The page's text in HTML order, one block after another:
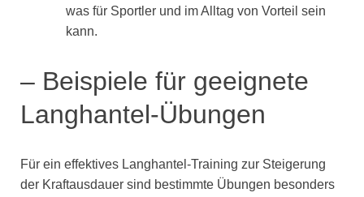
was für Sportler und im Alltag von Vorteil sein
kann.
– Beispiele für geeignete
Langhantel-Übungen
Für ein effektives Langhantel-Training zur Steigerung
der Kraftausdauer sind bestimmte Übungen besonders